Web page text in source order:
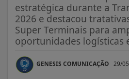
estratégica durante a
2026 e destacou
Super Terminais para
oportunidades logísticas
GENESIS COMUNICAÇÃO 29/